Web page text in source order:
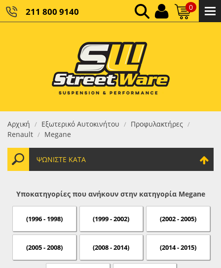
211 800 9140 0
ΚΑΘΑΡΌ ΣΎΝΟΛΟ:
ΤΕΛΙΚΌ ΣΎΝΟΛΟ:0,00 €
Αρχική / Εξωτερικό Αυτοκινήτου / Προφυλακτήρες /
Renault / Megane
ΨΩΝΊΣΤΕ ΚΑΤΆ
Υποκατηγορίες που ανήκουν στην κατηγορία Megane
(1996 - 1998) (1999 - 2002) (2002 - 2005)
(2005 - 2008) (2008 - 2014) (2014 - 2015)